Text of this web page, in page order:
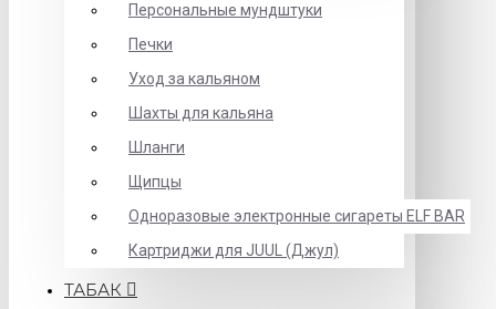
Персональные мундштуки
Печки
Уход за кальяном
Шахты для кальяна
Шланги
Щипцы
Одноразовые электронные сигареты ELF BAR
Картриджи для JUUL (Джул)
ТАБАК